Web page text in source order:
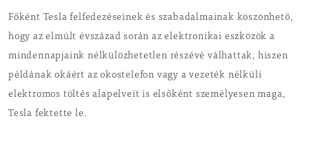
Főként Tesla felfedezéseinek és szabadalmainak köszönhető,
hogy az elmúlt évszázad során az elektronikai eszközök a
mindennapjaink nélkülözhetetlen részévé válhattak, hiszen
példának okáért az okostelefon vagy a vezeték nélküli
elektromos töltés alapelveit is elsőként személyesen maga,
Tesla fektette le.